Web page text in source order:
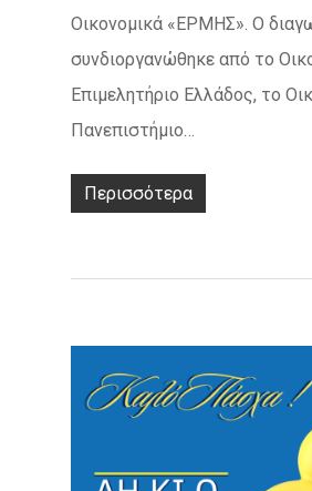
Οικονομικά «ΕΡΜΗΣ». Ο
συνδιοργανώθηκε από το
Επιμελητήριο Ελλάδος, το
Πανεπιστήμιο…
Περισσότερα